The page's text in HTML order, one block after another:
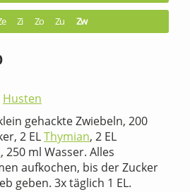
Zi Zo Zu Zw
Husten
gehackte Zwiebeln, 200
2 ELThymian, 2 EL
, 250 ml Wasser. Alles
aufkochen, bis der Zucker
geben. 3x täglich 1 EL.